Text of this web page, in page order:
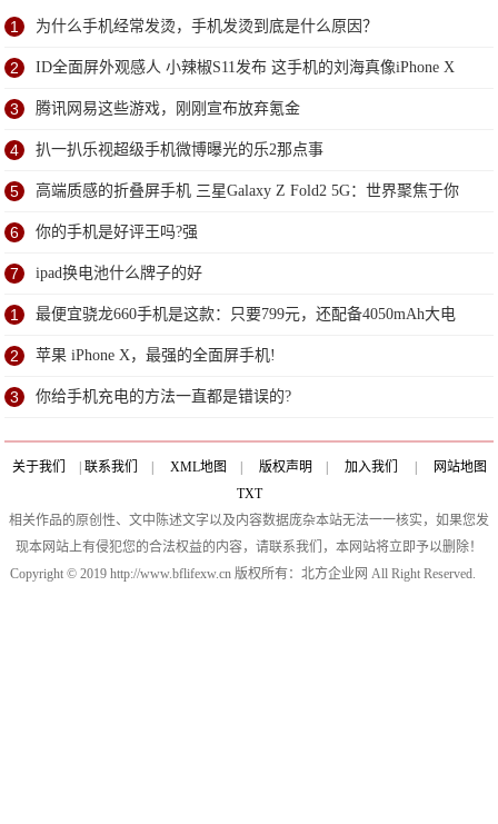
1 为什么手机经常发烫，手机发烫到底是什么原因？
2 ID全面屏外观感人 小辣椒S11发布 这手机的刘海真像iPhone X
3 腾讯网易这些游戏，刚刚宣布放弃氪金
4 扒一扒乐视超级手机微博曝光的乐2那点事
5 高端质感的折叠屏手机 三星Galaxy Z Fold2 5G：世界聚焦于你
6 你的手机是好评王吗?强
7 ipad换电池什么牌子的好
1 最便宜骁龙660手机是这款：只要799元，还配备4050mAh大电
池!
2 苹果 iPhone X，最强的全面屏手机!
3 你给手机充电的方法一直都是错误的?
关于我们 联系我们 XML地图 版权声明 加入我们
网站地图
TXT
相关作品的原创性、文中陈述文字以及内容数据庞杂本站无法一一核实，如果您发
现本网站上有侵犯您的合法权益的内容，请联系我们，本网站将立即予以删除！
Copyright © 2019 http://www.bflifexw.cn 版权所有：北方企业网 All Right Reserved.